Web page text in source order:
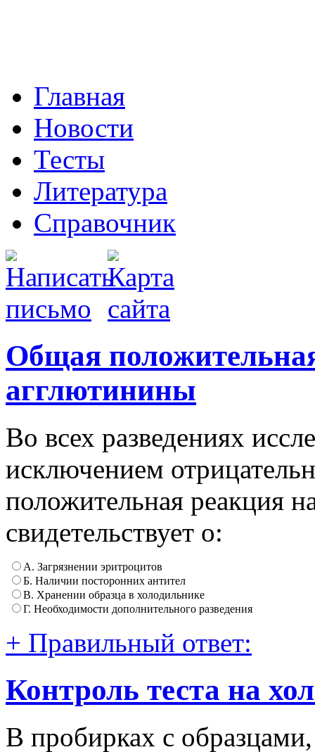
Главная
Новости
Тесты
Литература
Справочник
Общая
агглютинины
Во всех разведениях
исключением
положительная реакция
свидетельствует о:
А. Загрязнении эритроцитов
Б. Наличии посторонних антител
В. Хранении образца в холодильнике
Г. Необходимости дополнительного разведения
+ Правильный ответ:
Контроль теста на
В пробирках с